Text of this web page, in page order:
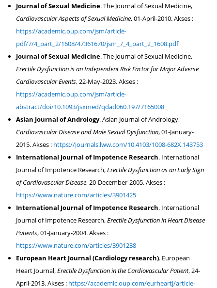
Journal of Sexual Medicine. The Journal of Sexual Medicine,
Cardiovascular Aspects of Sexual Medicine, 01-April-2010. Akses :
https://academic.oup.com/jsm/article-
pdf/7/4_part_2/1608/47361670/jsm_7_4_part_2_1608.pdf
Journal of Sexual Medicine. The Journal of Sexual Medicine,
Erectile Dysfunction is an Independent Risk Factor for Major Adverse
Cardiovascular Events, 22-May-2023. Akses :
https://academic.oup.com/jsm/article-
abstract/doi/10.1093/jsxmed/qdad060.197/7165008
Asian Journal of Andrology. Asian Journal of Andrology,
Cardiovascular Disease and Male Sexual Dysfunction, 01-January-
2015. Akses : https://journals.lww.com/10.4103/1008-682X.143753
International Journal of Impotence Research. International
Journal of Impotence Research,Erectile Dysfunction as an Early Sign
of Cardiovascular Disease, 20-December-2005. Akses :
https://www.nature.com/articles/3901425
International Journal of Impotence Research. International
Journal of Impotence Research,Erectile Dysfunction in Heart Disease
Patients, 01-January-2004. Akses :
https://www.nature.com/articles/3901238
European Heart Journal (Cardiology research). European
Heart Journal,Erectile Dysfunction in the Cardiovascular Patient, 24-
April-2013. Akses : https://academic.oup.com/eurheartj/article-